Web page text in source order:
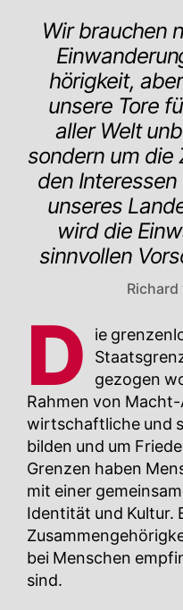
Wir brauchen
hörigkeit,
unsere Tore
aller Welt
sondern um die
den
unseres
wird die
sinnvollen
D
ie
gezogen
Rahmen von
wirtschaftliche und
bilden und um
Grenzen haben
mit einer
Identität und Kultur.
bei Menschen
sind.